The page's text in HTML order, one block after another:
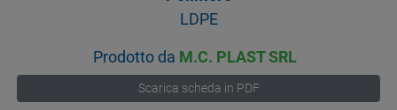
LDPE
Prodotto da M.C. PLAST SRL
Scarica scheda in PDF